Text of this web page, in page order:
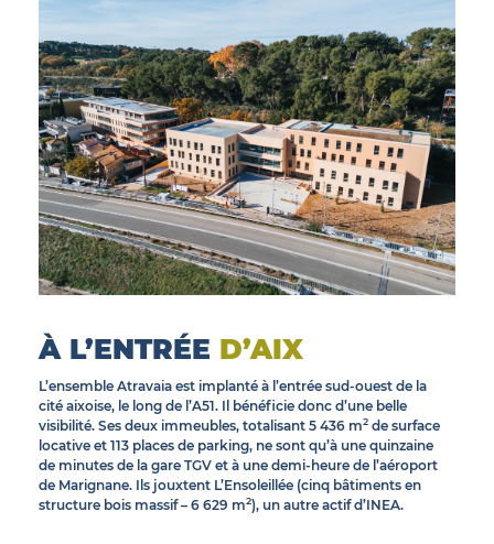
À L’ENTRÉE D’AIX
L’ensemble Atravaia est implanté à l’entrée sud-ouest de la
cité aixoise, le long de l’A51. Il bénéficie donc d’une belle
visibilité. Ses deux immeubles, totalisant 5 436 m2 de surface
locative et 113 places de parking, ne sont qu’à une quinzaine
de minutes de la gare TGV et à une demi-heure de l’aéroport
de Marignane. Ils jouxtent L’Ensoleillée (cinq bâtiments en
structure bois massif – 6 629 m2), un autre actif d’INEA.